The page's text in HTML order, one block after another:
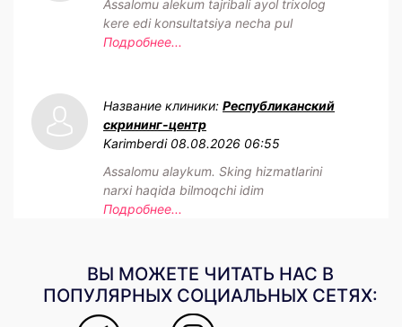
Assalomu alekum tajribali ayol trixolog
kere edi konsultatsiya necha pul
Подробнее...
Название клиники: Республиканский
скрининг-центр
Karimberdi 08.08.2026 06:55
Assalomu alaykum. Sking hizmatlarini
narxi haqida bilmoqchi idim
Подробнее...
ВЫ МОЖЕТЕ ЧИТАТЬ НАС В
ПОПУЛЯРНЫХ СОЦИАЛЬНЫХ СЕТЯХ: